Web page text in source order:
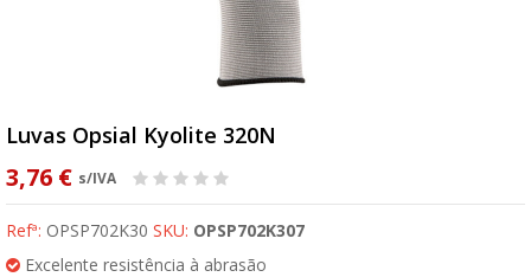
Luvas Opsial Kyolite 320N
3,76 € s/IVA
Refª: OPSP702K30 SKU: OPSP702K307
Excelente resistência à abrasão